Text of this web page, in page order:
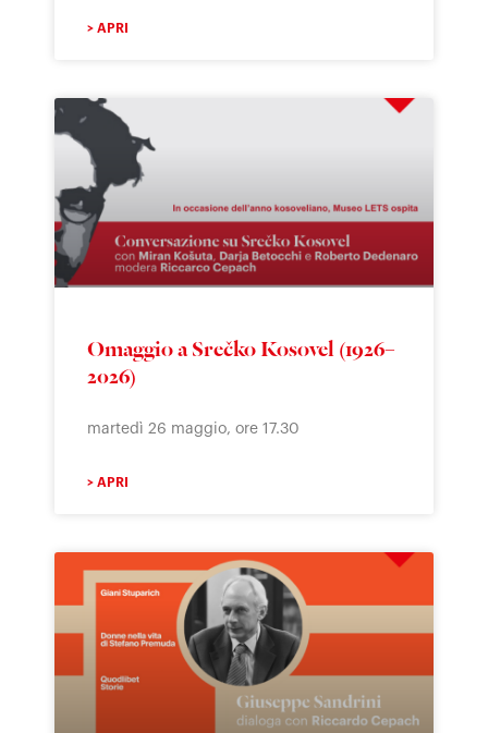
> APRI
Omaggio a Srečko Kosovel (1926–
2026)
martedì 26 maggio, ore 17.30
> APRI